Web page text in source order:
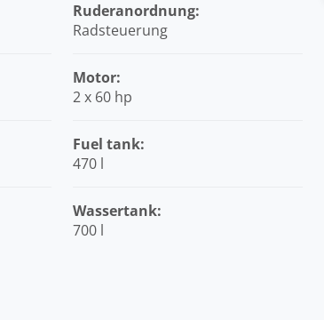
Ruderanordnung:
Radsteuerung
Motor:
2 x 60 hp
Fuel tank:
470 l
Wassertank:
700 l